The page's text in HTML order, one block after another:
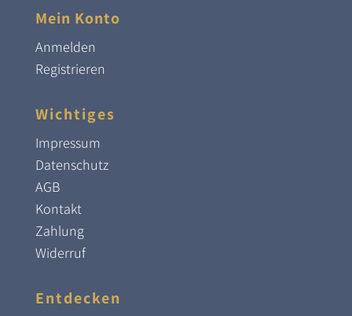
Mein Konto
Anmelden
Registrieren
Wichtiges
Impressum
Datenschutz
AGB
Kontakt
Zahlung
Widerruf
Entdecken